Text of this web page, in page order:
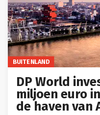
BUITENLAND
DP World
miljoen euro
de haven van